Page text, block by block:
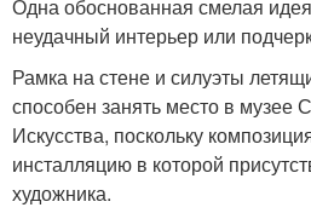
Одна обоснованная смелая
неудачный интерьер или
Рамка на стене и силуэты
способен занять место в музее
Искусства, поскольку
инсталляцию в которой
художника.